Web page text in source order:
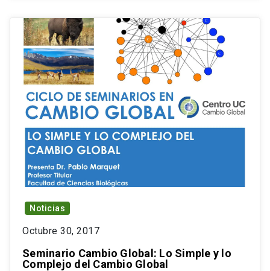
Noticias
Octubre 30, 2017
Seminario Cambio Global: Lo Simple y lo
Complejo del Cambio Global